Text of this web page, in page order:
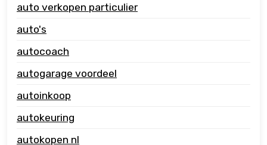
auto verkopen particulier
auto's
autocoach
autogarage voordeel
autoinkoop
autokeuring
autokopen nl